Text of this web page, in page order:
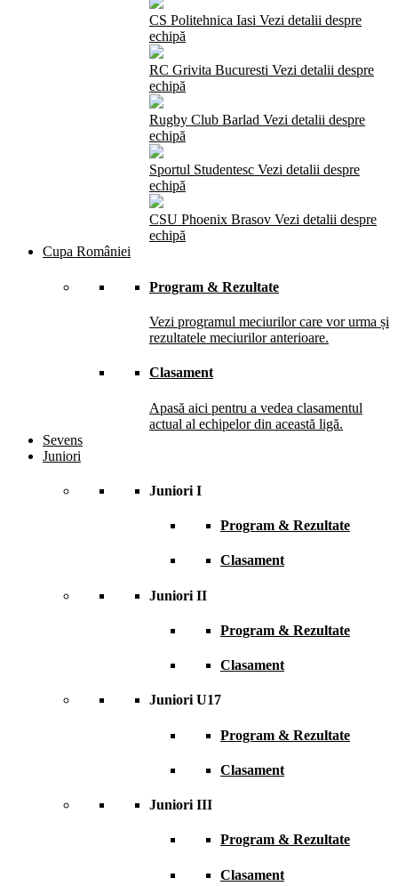
CS Politehnica Iasi Vezi detalii despre
echipă
RC Grivita Bucuresti Vezi detalii despre
echipă
Rugby Club Barlad Vezi detalii despre
echipă
Sportul Studentesc Vezi detalii despre
echipă
CSU Phoenix Brasov Vezi detalii despre
echipă
Cupa României
Program & Rezultate
Vezi programul meciurilor care vor urma și
rezultatele meciurilor anterioare.
Clasament
Apasă aici pentru a vedea clasamentul
actual al echipelor din această ligă.
Sevens
Juniori
Juniori I
Program & Rezultate
Clasament
Juniori II
Program & Rezultate
Clasament
Juniori U17
Program & Rezultate
Clasament
Juniori III
Program & Rezultate
Clasament